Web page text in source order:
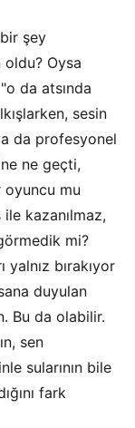
şey
oldu? Oysa
da atsında
sesin
da profesyonel
ne geçti,
oyuncu mu
kazanılmaz,
mi?
yalnız bırakıyor
duyulan
Bu da olabilir.
sen
sularının bile
fark